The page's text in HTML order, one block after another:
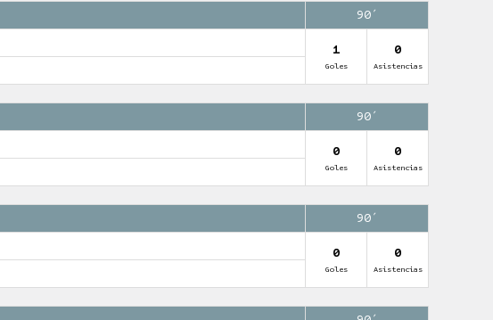
90′
1
Goles
0
Asistencias
90′
0
Goles
0
Asistencias
90′
0
Goles
0
Asistencias